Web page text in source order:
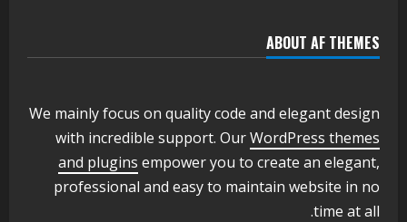
3
وزير التربية والتعليم بالولاية يدشن ورشة
أغسطس 3, 2026
اخر الاخبار الاخبار
مدير إدارة الجودة و التطوير الإداري
بوزارة التربية تشارك الملتقي التنسيقي
ABOUT AF THEMES
We mainly focus on quality code and elegant design
with incredible support. OurWordPress themes
and plugins empower you to create an elegant,
professional and easy to maintain website in no
time at all.